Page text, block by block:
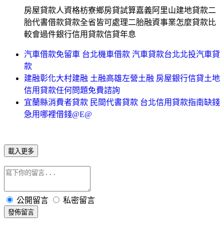
房屋貸款人資格枋寮鄉房貸試算嘉義阿里山建地貸款二
胎代書借款貸款全省皆可處理二胎融資事業怎麼貸款比
較會過件銀行信用貸款信貸年息
汽車借款免留車 台北機車借款 汽車貸款台北北投汽車貸
款
建融彰化大村建融 土融高雄左營土融 房屋銀行信貸土地
信用貸款任何問題免費諮詢
宜蘭縣消費者貸款 民間代書貸款 台北信用貸款指南缺錢
急用哪裡借錢@E@
載入更多
公開留言 私密留言
發佈留言